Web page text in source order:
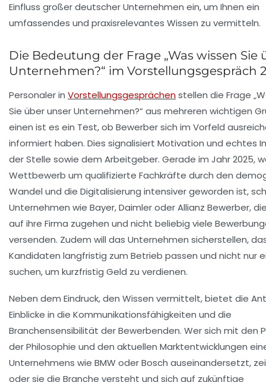
Einfluss großer deutscher Unternehmen ein, um Ihnen ein
umfassendes und praxisrelevantes Wissen zu vermitteln.
Die Bedeutung der Frage „Was wissen Sie
Unternehmen?“ im Vorstellungsgespräch
Personaler in Vorstellungsgesprächenstellen die Frage
Sie über unser Unternehmen?“ aus mehreren wichtigen
einen ist es ein Test, ob Bewerber sich im Vorfeld
informiert haben. Dies signalisiert Motivation und echtes
der Stelle sowie dem Arbeitgeber. Gerade im Jahr 2025,
Wettbewerb um qualifizierte Fachkräfte durch den
Wandel und die Digitalisierung intensiver geworden ist,
Unternehmen wie Bayer, Daimler oder Allianz Bewerber,
auf ihre Firma zugehen und nicht beliebig viele
versenden. Zudem will das Unternehmen sicherstellen,
Kandidaten langfristig zum Betrieb passen und nicht nur
suchen, um kurzfristig Geld zu verdienen.
Neben dem Eindruck, den Wissen vermittelt, bietet die
Einblicke in die Kommunikationsfähigkeiten und die
Branchensensibilität der Bewerbenden. Wer sich mit den
der Philosophie und den aktuellen Marktentwicklungen
Unternehmens wie BMW oder Bosch auseinandersetzt,
oder sie die Branche versteht und sich auf zukünftige